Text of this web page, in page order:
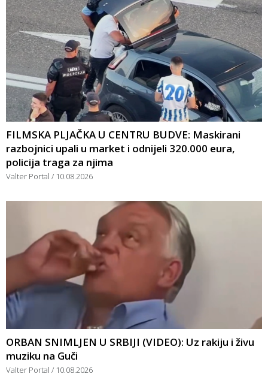
FILMSKA PLJAČKA U CENTRU BUDVE: Maskirani
razbojnici upali u market i odnijeli 320.000 eura,
policija traga za njima
Valter Portal 10.08.2026
ORBAN SNIMLJEN U SRBIJI (VIDEO): Uz rakiju i živu
muziku na Guči
Valter Portal 10.08.2026